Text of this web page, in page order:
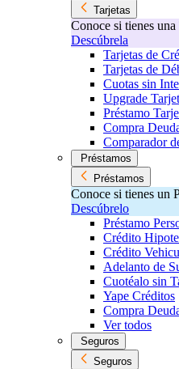
Tarjetas
Conoce si tienes
Descúbrela
Tarjetas de
Tarjetas de
Cuotas sin
Upgrade
Préstamo
Compra
Comparador
Préstamos
Préstamos
Conoce si tienes un
Descúbrelo
Préstamo
Crédito
Crédito
Adelanto de
Cuotéalo sin
Yape Créditos
Compra
Ver todos
Seguros
Seguros